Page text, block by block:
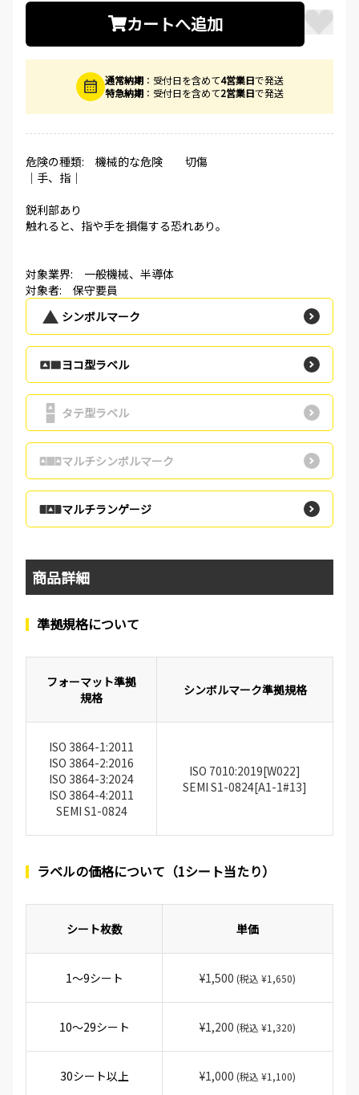
カートへ追加
通常納期：受付日を含めて4営業日で発送
特急納期：受付日を含めて2営業日で発送
危険の種類: 機械的な危険 切傷
│手、指│
鋭利部あり
触れると、指や手を損傷する恐れあり。
対象業界: 一般機械、半導体
対象者: 保守要員
シンボルマーク
ヨコ型ラベル
タテ型ラベル
マルチシンボルマーク
マルチランゲージ
商品詳細
準拠規格について
フォーマット準拠
規格
シンボルマーク準拠規格
ISO 3864-1:2011
ISO 3864-2:2016
ISO 3864-3:2024
ISO 3864-4:2011
SEMI S1-0824
ISO 7010:2019[W022]
SEMI S1-0824[A1-1#13]
ラベルの価格について（1シート当たり）
シート枚数 単価
1～9シート ¥1,500 (税込 ¥1,650)
10～29シート ¥1,200 (税込 ¥1,320)
30シート以上 ¥1,000 (税込 ¥1,100)